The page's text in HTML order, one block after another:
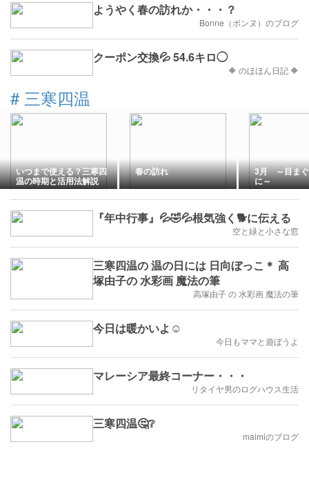
ようやく春の訪れか・・・？
Bonne（ボンヌ）のブログ
クーポン交換💦 54.6キロ◯
🔶 のほほん日記 🔶
# 三寒四温
いつまで使える？三寒四
温の時期と活用法解説
春の訪れ 3月 ～目ま
に～
『年中行事』💦🤣💦根気強く🐕に伝える
空と緑と小さな窓
三寒四温の 温の日には 日向ぼっこ＊ 高
塚由子の 水彩画 魔法の筆
高塚由子 の 水彩画 魔法の筆
今日は暖かいよ☺️
今日もママと遊ぼうよ
マレーシア最終コーナー・・・
リタイヤ男のログハウス生活
三寒四温🤔❔
maimiのブログ